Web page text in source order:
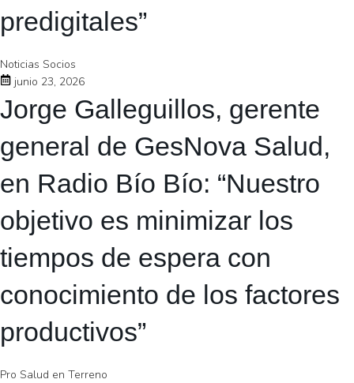
predigitales”
Noticias Socios
junio 23, 2026
Jorge Galleguillos, gerente
general de GesNova Salud,
en Radio Bío Bío: “Nuestro
objetivo es minimizar los
tiempos de espera con
conocimiento de los factores
productivos”
Pro Salud en Terreno